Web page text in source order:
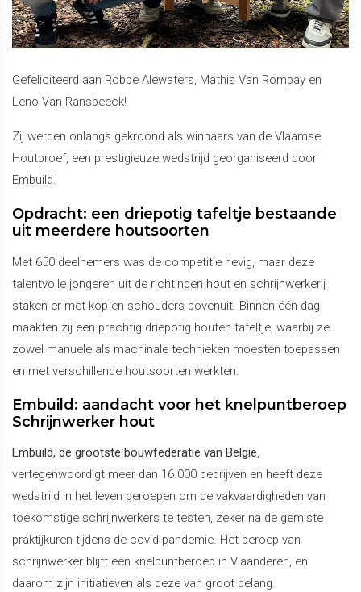
Gefeliciteerd aan Robbe Alewaters, Mathis Van Rompay en
Leno Van Ransbeeck!
Zij werden onlangs gekroond als winnaars van de Vlaamse
Houtproef, een prestigieuze wedstrijd georganiseerd door
Embuild.
Opdracht: een driepotig tafeltje bestaande
uit meerdere houtsoorten
Met 650 deelnemers was de competitie hevig, maar deze
talentvolle jongeren uit de richtingen hout en schrijnwerkerij
staken er met kop en schouders bovenuit. Binnen één dag
maakten zij een prachtig driepotig houten tafeltje, waarbij ze
zowel manuele als machinale technieken moesten toepassen
en met verschillende houtsoorten werkten.
Embuild: aandacht voor het knelpuntberoep
Schrijnwerker hout
Embuild, de grootste bouwfederatie van België,
vertegenwoordigt meer dan 16.000 bedrijven en heeft deze
wedstrijd in het leven geroepen om de vakvaardigheden van
toekomstige schrijnwerkers te testen, zeker na de gemiste
praktijkuren tijdens de covid-pandemie. Het beroep van
schrijnwerker blijft een knelpuntberoep in Vlaanderen, en
daarom zijn initiatieven als deze van groot belang.